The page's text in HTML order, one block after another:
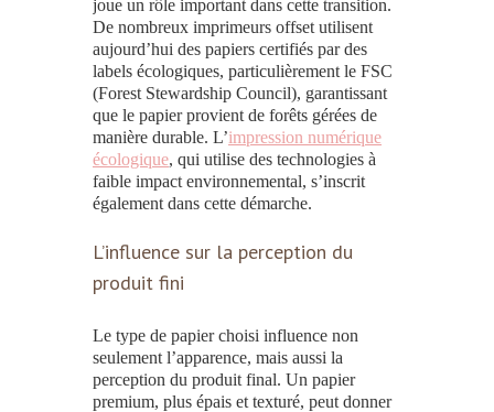
joue un rôle important dans cette transition.
De nombreux imprimeurs offset utilisent
aujourd’hui des papiers certifiés par des
labels écologiques, particulièrement le FSC
(Forest Stewardship Council), garantissant
que le papierprovient de forêts gérées de
manière durable. L’impression numérique
écologique, qui utilise des technologies à
faible impact environnemental, s’inscrit
également dans cette démarche.
L’influence sur la perception du
produit fini
Le type de papier choisi influence non
seulement l’apparence, mais aussi la
perception du produit final. Un papier
premium, plus épais et texturé, peut donner